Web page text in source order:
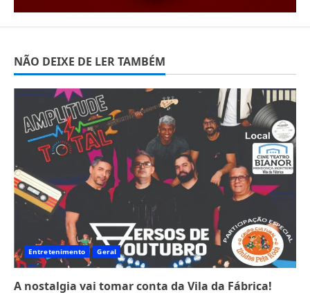
NÃO DEIXE DE LER TAMBÉM
Entretenimento Geral
A nostalgia vai tomar conta da Vila da Fábrica!